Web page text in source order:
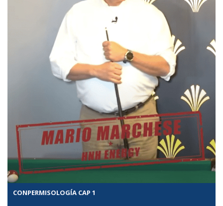
CONPERMISOLOGÍA CAP 1